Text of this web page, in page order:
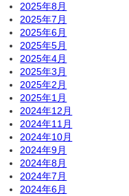
2025年8月
2025年7月
2025年6月
2025年5月
2025年4月
2025年3月
2025年2月
2025年1月
2024年12月
2024年11月
2024年10月
2024年9月
2024年8月
2024年7月
2024年6月